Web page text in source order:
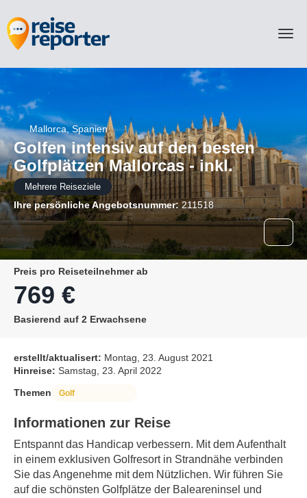
Mallorca, Spanien
Golfen intensiv auf den besten
Golfplätzen Mallorcas - inkl.
Mehrere Reiseziele
Ihre persönliche Angebotsnummer: 211518
Preis pro Reiseteilnehmer ab
769 €
Basierend auf 2 Erwachsene
erstellt/aktualisert: Montag, 23. August 2021
Hinreise: Samstag, 23. April 2022
Themen
Golf
Informationen zur Reise
Entspannt das Handicap verbessern. Mit dem Aufenthalt
in einem exklusiven Golfresort in Strandnähe verbinden
Sie das Angenehme mit dem Nützlichen. Wir führen Sie
auf die schönsten Golfplätze der Baleareninsel und